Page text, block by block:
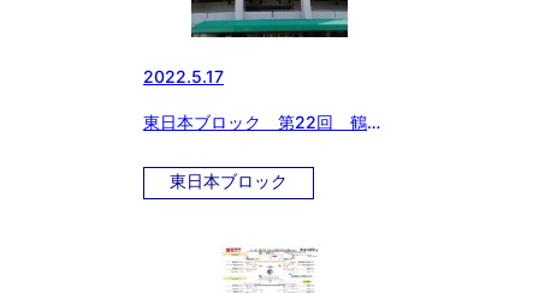
2022.5.17
東日本ブロック 第22回 鶴岡
東日本ブロック